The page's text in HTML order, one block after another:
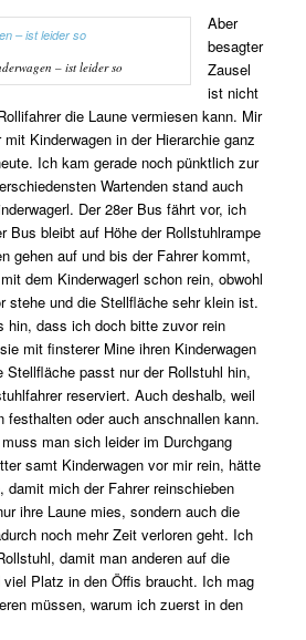
– ist leider so
Aber
besagter
Zausel
ist nicht
die Laune vermiesen kann. Mir
Kinderwagen in der Hierarchie ganz
Ich kam gerade noch pünktlich zur
Wartenden stand auch
Der 28er Bus fährt vor, ich
Bus bleibt auf Höhe der Rollstuhlrampe
gehen auf und bis der Fahrer kommt,
dem Kinderwagerl schon rein, obwohl
stehe und die Stellfläche sehr klein ist.
hin, dass ich doch bitte zuvor rein
mit finsterer Mine ihren Kinderwagen
Stellfläche passt nur der Rollstuhl hin,
reserviert. Auch deshalb, weil
festhalten oder auch anschnallen kann.
man sich leider im Durchgang
samt Kinderwagen vor mir rein, hätte
damit mich der Fahrer reinschieben
ihre Laune mies, sondern auch die
noch mehr Zeit verloren geht. Ich
damit man anderen auf die
viel Platz in den Öffis braucht. Ich mag
müssen, warum ich zuerst in den